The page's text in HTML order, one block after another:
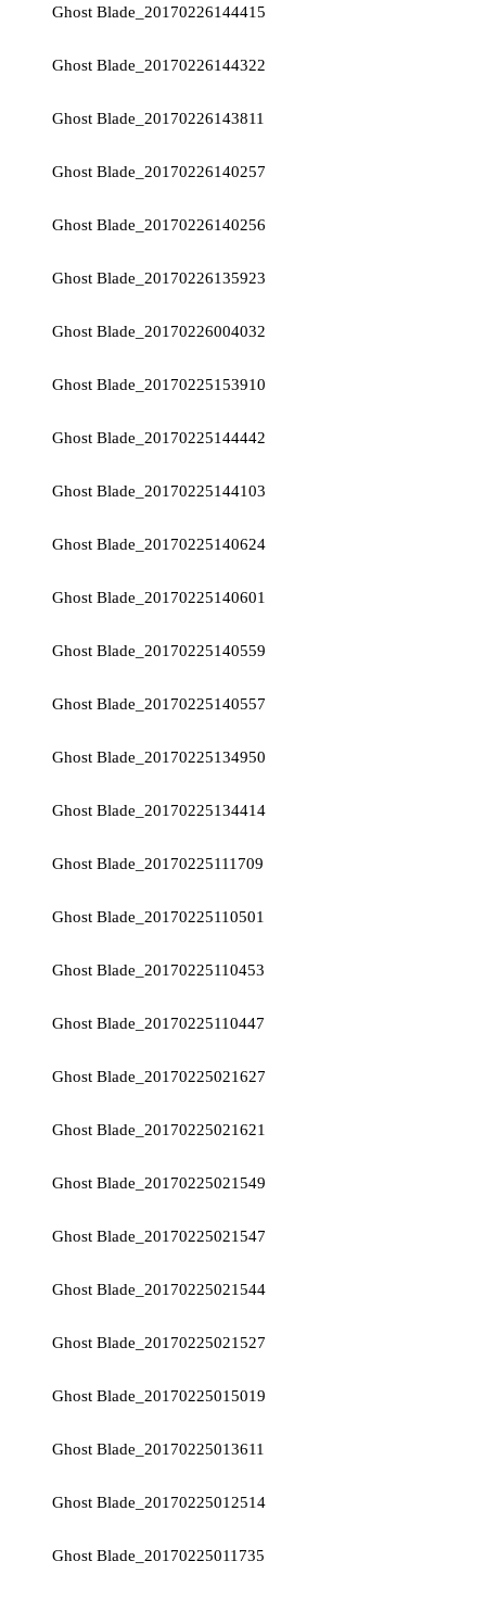
Ghost Blade_20170226144415
Ghost Blade_20170226144322
Ghost Blade_20170226143811
Ghost Blade_20170226140257
Ghost Blade_20170226140256
Ghost Blade_20170226135923
Ghost Blade_20170226004032
Ghost Blade_20170225153910
Ghost Blade_20170225144442
Ghost Blade_20170225144103
Ghost Blade_20170225140624
Ghost Blade_20170225140601
Ghost Blade_20170225140559
Ghost Blade_20170225140557
Ghost Blade_20170225134950
Ghost Blade_20170225134414
Ghost Blade_20170225111709
Ghost Blade_20170225110501
Ghost Blade_20170225110453
Ghost Blade_20170225110447
Ghost Blade_20170225021627
Ghost Blade_20170225021621
Ghost Blade_20170225021549
Ghost Blade_20170225021547
Ghost Blade_20170225021544
Ghost Blade_20170225021527
Ghost Blade_20170225015019
Ghost Blade_20170225013611
Ghost Blade_20170225012514
Ghost Blade_20170225011735